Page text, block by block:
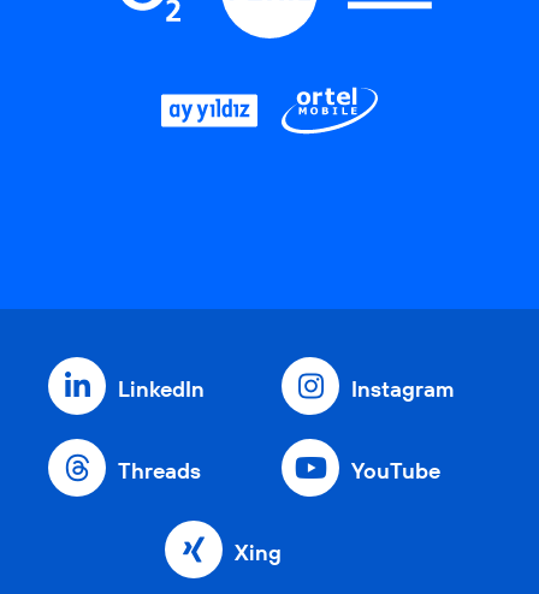
LinkedIn Instagram
Threads YouTube
Xing